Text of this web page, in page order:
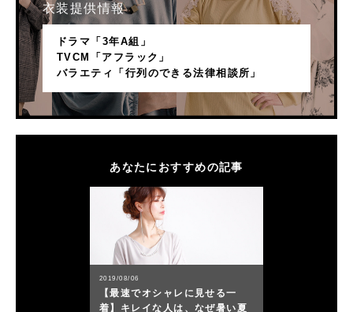
衣装提供情報
ドラマ「3年A組」
TVCM「アフラック」
バラエティ「行列のできる法律相談所」
あなたにおすすめの記事
2019/08/06
【最速でオシャレに見せる一
着】キレイな人は、なぜ暑い夏